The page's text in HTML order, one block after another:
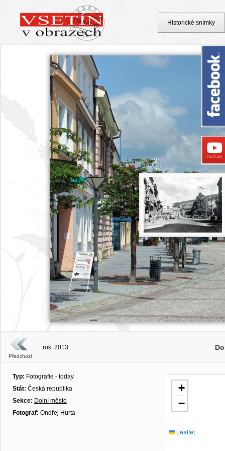
Předchozí
rok: 2013
Typ: Fotografie - today
Stát: Česká republika
Sekce: Dolní město
Fotograf: Ondřej Hurta
+
−
Leaflet
|
Historické snímky